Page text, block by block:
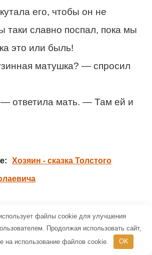
его, чтобы он не
таки славно поспал, пока мы
это или быль!
матушка? — спросил
ответила мать. — Там ей и
Хозяин - сказка Толстого
сказки Ганса Христиана
файлы cookie для улучшения
Продолжая использовать сайт,
на использование файлов cookie.
OK